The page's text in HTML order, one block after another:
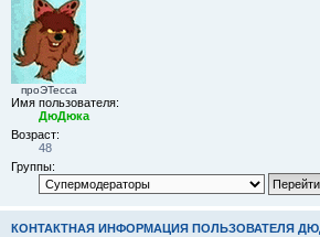
проЭТесса
Имя пользователя:
ДюДюка
Возраст:
48
Группы:
КОНТАКТНАЯ ИНФОРМАЦИЯ ПОЛЬЗОВАТЕЛЯ